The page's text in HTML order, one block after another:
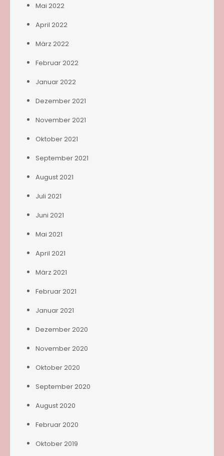
Mai 2022
April 2022
März 2022
Februar 2022
Januar 2022
Dezember 2021
November 2021
Oktober 2021
September 2021
August 2021
Juli 2021
Juni 2021
Mai 2021
April 2021
März 2021
Februar 2021
Januar 2021
Dezember 2020
November 2020
Oktober 2020
September 2020
August 2020
Februar 2020
Oktober 2019